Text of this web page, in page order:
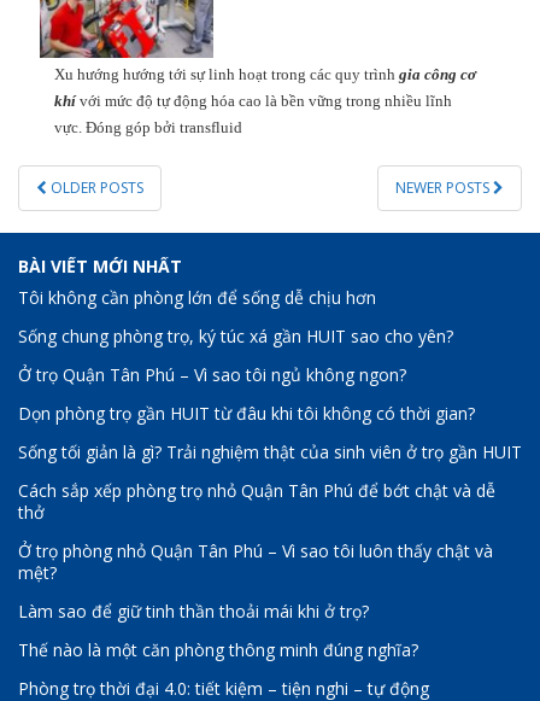
Xu hướng hướng tới sự linh hoạt trong các quy trình gia công cơ
khívới mức độ tự động hóa cao là bền vững trong nhiều lĩnh
vực. Đóng góp bởi transfluid
POSTS
NAVIGATION
OLDER POSTS NEWER POSTS
BÀI VIẾT MỚI NHẤT
Tôi không cần phòng lớn để sống dễ chịu hơn
Sống chung phòng trọ, ký túc xá gần HUIT sao cho yên?
Ở trọ Quận Tân Phú – Vì sao tôi ngủ không ngon?
Dọn phòng trọ gần HUIT từ đâu khi tôi không có thời gian?
Sống tối giản là gì? Trải nghiệm thật của sinh viên ở trọ gần HUIT
Cách sắp xếp phòng trọ nhỏ Quận Tân Phú để bớt chật và dễ
thở
Ở trọ phòng nhỏ Quận Tân Phú – Vì sao tôi luôn thấy chật và
mệt?
Làm sao để giữ tinh thần thoải mái khi ở trọ?
Thế nào là một căn phòng thông minh đúng nghĩa?
Phòng trọ thời đại 4.0: tiết kiệm – tiện nghi – tự động